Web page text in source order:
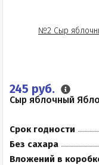
245 руб.
Сыр яблочный
Срок годности
Без сахара
Вложений в